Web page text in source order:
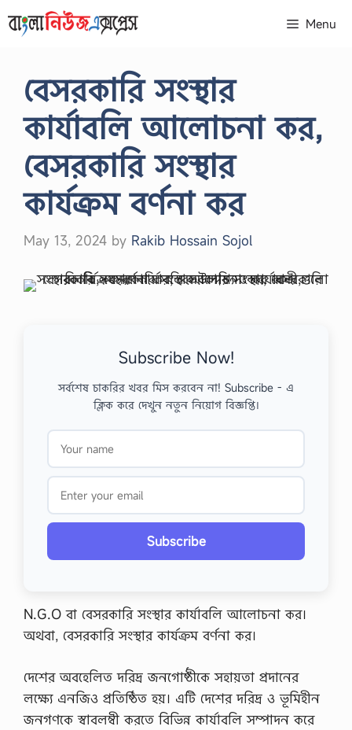
to
Menu
বেসরকারি সংস্থার
কার্যাবলি আলোচনা কর,
বেসরকারি সংস্থার
কার্যক্রম বর্ণনা কর
May 13, 2024 by Rakib Hossain Sojol
Subscribe Now!
সর্বশেষ চাকরির খবর মিস করবেন না! Subscribe - এ
ক্লিক করে দেখুন নতুন নিয়োগ বিজ্ঞপ্তি।
Subscribe
N.G.O বা বেসরকারি সংস্থার কার্যাবলি আলোচনা কর।
অথবা, বেসরকারি সংস্থার কার্যক্রম বর্ণনা কর।
দেশের অবহেলিত দরিদ্র জনগোষ্ঠীকে সহায়তা প্রদানের
লক্ষ্যে এনজিও প্রতিষ্ঠিত হয়। এটি দেশের দরিদ্র ও ভূমিহীন
জনগণকে স্বাবলম্বী করতে বিভিন্ন কার্যাবলি সম্পাদন করে